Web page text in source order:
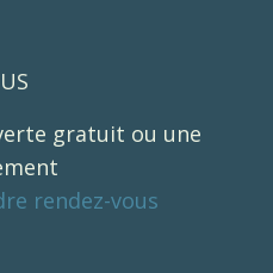
gratuit ou une
rendez-vous